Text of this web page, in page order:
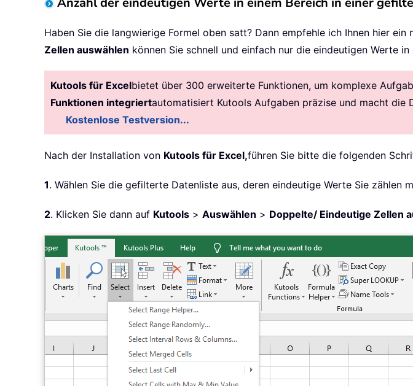
Haben Sie die langwierige Formel oben satt? Dann empfehle ich Ihnen hier ein
Zellen auswählen können Sie schnell und einfach nur die eindeutigen Werte
Kutools für Excelbietet über 300 erweiterte Funktionen, um komplexe
Funktionen integriertautomatisiert Kutools Aufgaben präzise und macht die
Kostenlose Testversion...
Nach der Installation von Kutools für Excel,führen Sie bitte die folgenden
1. Wählen Sie die gefilterte Datenliste aus, deren eindeutige Werte Sie zählen
2. Klicken Sie dann auf Kutools > Auswählen > Doppelte/ Eindeutige Zellen